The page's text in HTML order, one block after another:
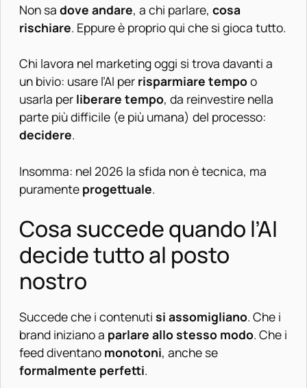
Non sa dove andare, a chi parlare, cosa
rischiare. Eppure è proprio qui che si gioca tutto.
Chi lavora nel marketing oggi si trova davanti a
un bivio: usare l’AI per risparmiare tempoo
usarla per liberare tempo, da reinvestire nella
parte più difficile (e più umana) del processo:
decidere.
Insomma: nel 2026 la sfida non è tecnica, ma
puramente progettuale.
Cosa succede quando l’AI
decide tutto al posto
nostro
Succede che i contenuti si assomigliano. Che i
brand iniziano a parlare allo stesso modo. Che i
feed diventano monotoni, anche se
formalmente perfetti.